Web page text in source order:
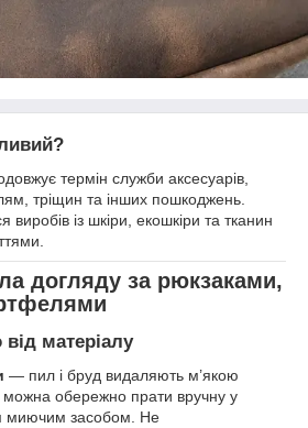
термін служби аксесуарів,
тріщин та інших пошкоджень.
виробів із шкіри, екошкіри та тканин
догляду за рюкзаками,
матеріалу
— пил і бруд видаляють м’якою
можна обережно прати вручну у
миючим засобом. Не